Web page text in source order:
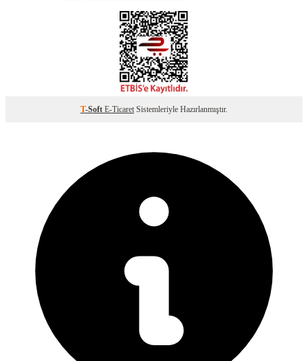
T-Soft E-Ticaret Sistemleriyle Hazırlanmıştır.